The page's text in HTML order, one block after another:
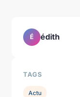
É édith
TAGS
Actu